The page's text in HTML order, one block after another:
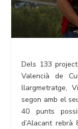
Dels 133
Valencià de
llargmetratge,
segon amb el
40 punts
d’Alacant